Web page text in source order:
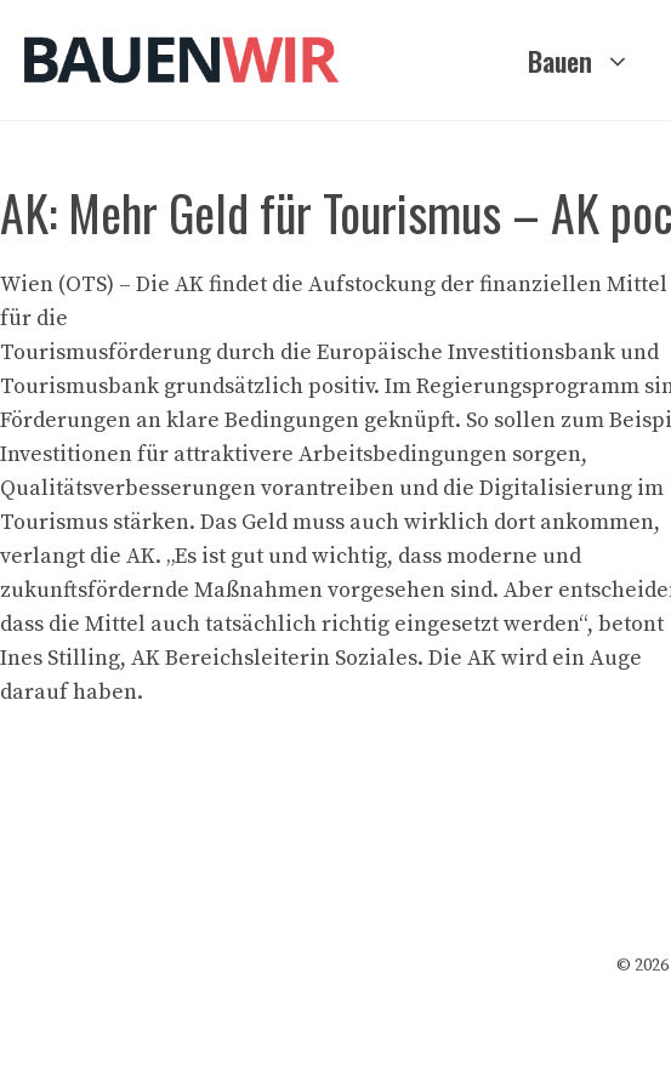
Inhalt
springen
Bauen
AK: Mehr Geld für Tourismus – AK
Wien (OTS) – Die AK findet die Aufstockung der finanziellen Mittel
für die
Tourismusförderung durch die Europäische Investitionsbank und
Tourismusbank grundsätzlich positiv. Im Regierungsprogramm
Förderungen an klare Bedingungen geknüpft. So sollen zum
Investitionen für attraktivere Arbeitsbedingungen sorgen,
Qualitätsverbesserungen vorantreiben und die Digitalisierung im
Tourismus stärken. Das Geld muss auch wirklich dort ankommen,
verlangt die AK. „Es ist gut und wichtig, dass moderne und
zukunftsfördernde Maßnahmen vorgesehen sind. Aber
dass die Mittel auch tatsächlich richtig eingesetzt werden“, betont
Ines Stilling, AK Bereichsleiterin Soziales. Die AK wird ein Auge
darauf haben.
©